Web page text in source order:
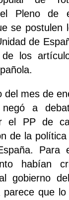
Pleno de
se postulen
de
de los
del mes de
a
el PP de
de la
Para
habían
gobierno
parece que